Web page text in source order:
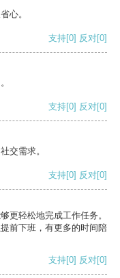
心。
支持[0] 反对[0]
支持[0] 反对[0]
交需求。
支持[0] 反对[0]
更轻松地完成工作任务。
前下班，有更多的时间陪
支持[0] 反对[0]